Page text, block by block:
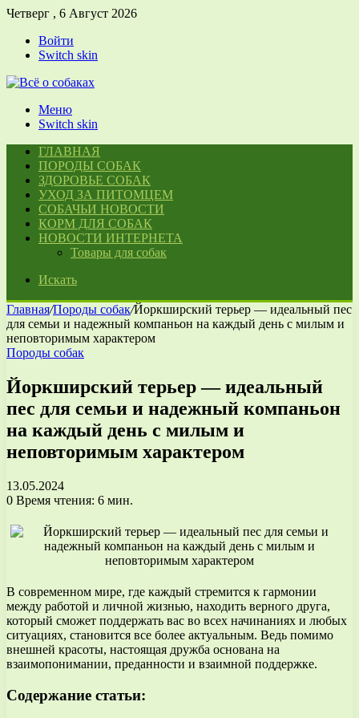
Четверг , 6 Август 2026
Войти
Switch skin
Меню
Switch skin
ГЛАВНАЯ
ПОРОДЫ СОБАК
ЗДОРОВЬЕ СОБАК
УХОД ЗА ПИТОМЦЕМ
СОБАЧЬИ НОВОСТИ
КОРМ ДЛЯ СОБАК
НОВОСТИ ИНТЕРНЕТА
Товары для собак
Искать
Главная/Породы собак/Йоркширский терьер — идеальный пес
для семьи и надежный компаньон на каждый день с милым и
неповторимым характером
Породы собак
Йоркширский терьер — идеальный
пес для семьи и надежный компаньон
на каждый день с милым и
неповторимым характером
13.05.2024
0 Время чтения: 6 мин.
В современном мире, где каждый стремится к гармонии
между работой и личной жизнью, находить верного друга,
который сможет поддержать вас во всех начинаниях и любых
ситуациях, становится все более актуальным. Ведь помимо
внешней красоты, настоящая дружба основана на
взаимопонимании, преданности и взаимной поддержке.
Содержание статьи: